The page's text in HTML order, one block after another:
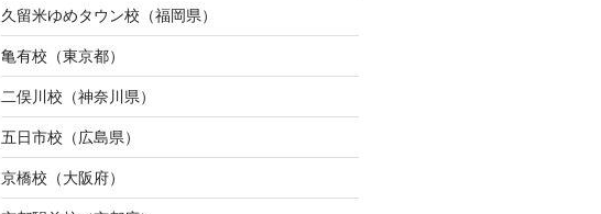
久留米ゆめタウン校（福岡県）
亀有校（東京都）
二俣川校（神奈川県）
五日市校（広島県）
京橋校（大阪府）